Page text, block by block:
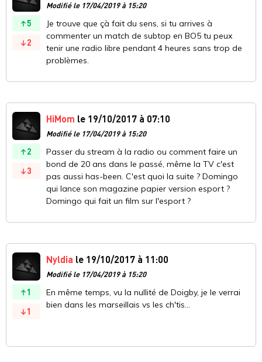
5
2
Modifié le 17/04/2019 à 15:20
Je trouve que çà fait du sens, si tu arrives à
commenter un match de subtop en BO5 tu peux
tenir une radio libre pendant 4 heures sans trop de
problèmes.
2
3
HiMom le 19/10/2017 à 07:10
Modifié le 17/04/2019 à 15:20
Passer du stream à la radio ou comment faire un
bond de 20 ans dans le passé, même la TV c'est
pas aussi has-been. C'est quoi la suite ? Domingo
qui lance son magazine papier version esport ?
Domingo qui fait un film sur l'esport ?
1
1
Nyldia le 19/10/2017 à 11:00
Modifié le 17/04/2019 à 15:20
En même temps, vu la nullité de Doigby, je le verrai
bien dans les marseillais vs les ch'tis...